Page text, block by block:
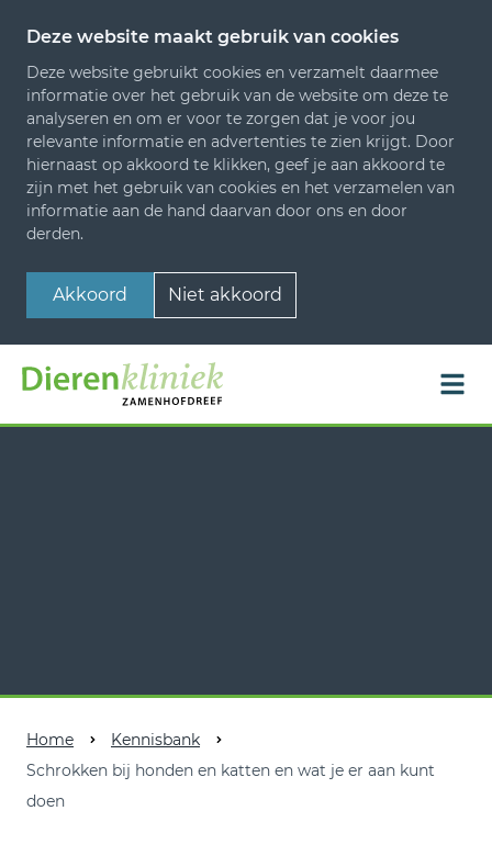
Deze website maakt gebruik van cookies
Deze website gebruikt cookies en verzamelt daarmee
informatie over het gebruik van de website om deze te
analyseren en om er voor te zorgen dat je voor jou
relevante informatie en advertenties te zien krijgt. Door
hiernaast op akkoord te klikken, geef je aan akkoord te
zijn met het gebruik van cookies en het verzamelen van
informatie aan de hand daarvan door ons en door
derden.
Akkoord Niet akkoord
Home
Kennisbank
Schrokken bij honden en katten en wat je er aan kunt
doen